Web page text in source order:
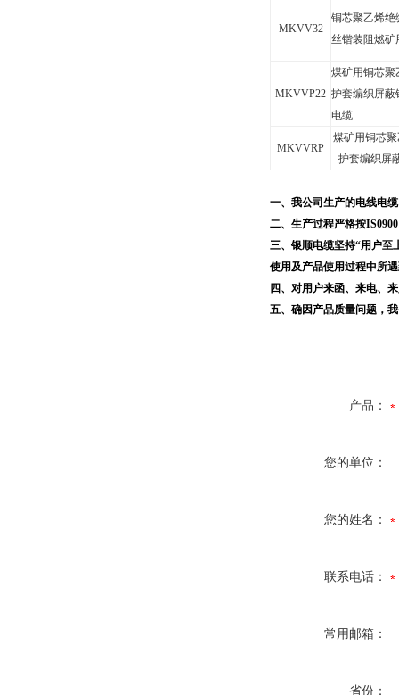
MKVV32
铜芯聚乙烯绝
丝锴装阻燃矿
MKVVP22
煤矿用铜芯聚
护套编织屏蔽
电缆
MKVVRP
煤矿用铜芯
护套编织屏
一、我公司生产的电线电
二、生产过程严格按
三、银顺电缆坚持“用户至
使用及产品使用过程中所
四、对用户来函、来电、
五、确因产品质量问题，
产品：
您的单位：
您的姓名：
联系电话：
常用邮箱：
省份：